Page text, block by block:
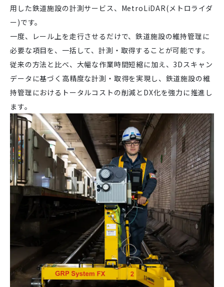
用した鉄道施設の計測サービス、MetroLiDAR(メトロライダ
ー)です。
一度、レール上を走行させるだけで、鉄道施設の維持管理に
必要な項目を、一括して、計測・取得することが可能です。
従来の方法と比べ、大幅な作業時間短縮に加え、3Dスキャン
データに基づく高精度な計測・取得を実現し、鉄道施設の維
持管理におけるトータルコストの削減とDX化を強力に推進し
ます。